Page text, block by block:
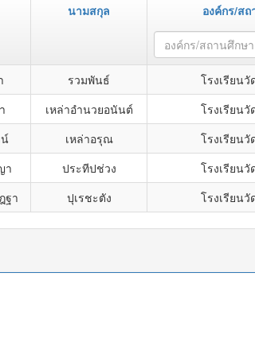
นามสกุล องค์กร/ส
องค์กร/สถานศึกษา
รวมพันธ์ โรงเรียน
เหล่าอำนวยอนันต์ โรงเรียน
เหล่าอรุณ โรงเรียน
า ประทีปช่วง โรงเรียน
ฐา ปุเรชะตัง โรงเรียน